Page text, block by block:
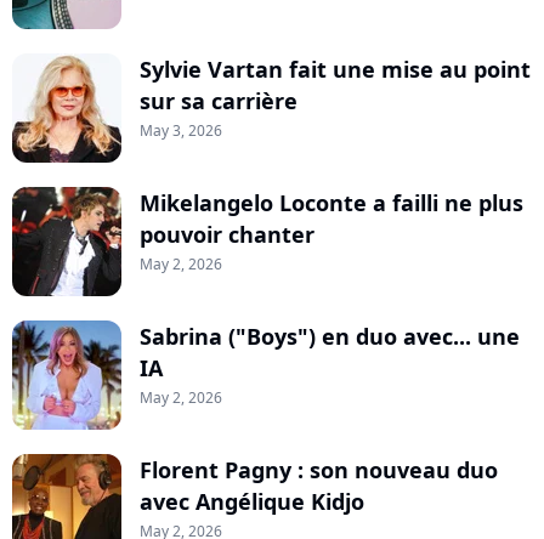
Sylvie Vartan fait une mise au point
sur sa carrière
May 3, 2026
Mikelangelo Loconte a failli ne plus
pouvoir chanter
May 2, 2026
Sabrina ("Boys") en duo avec... une
IA
May 2, 2026
Florent Pagny : son nouveau duo
avec Angélique Kidjo
May 2, 2026